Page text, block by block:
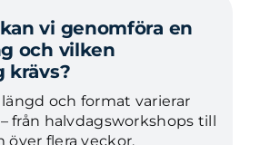
vi genomföra en
och vilken
krävs?
och format varierar
från halvdagsworkshops till
över flera veckor.